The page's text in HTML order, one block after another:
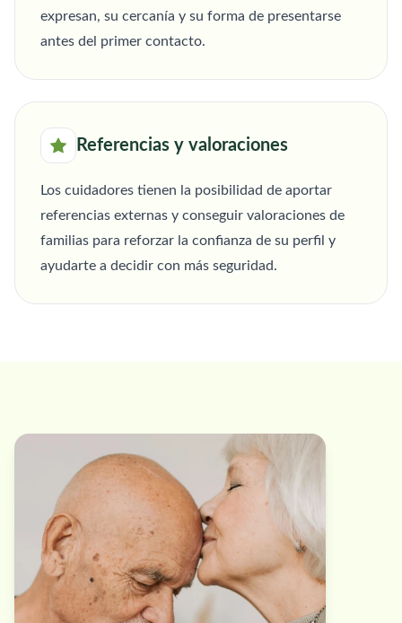
expresan, su cercanía y su forma de presentarse
antes del primer contacto.
Referencias y valoraciones
Los cuidadores tienen la posibilidad de aportar
referencias externas y conseguir valoraciones de
familias para reforzar la confianza de su perfil y
ayudarte a decidir con más seguridad.